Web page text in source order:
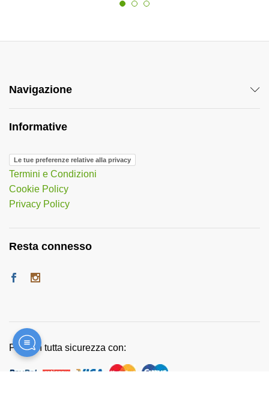
Navigazione
Informative
Le tue preferenze relative alla privacy
Termini e Condizioni
Cookie Policy
Privacy Policy
Resta connesso
Paga in tutta sicurezza con: